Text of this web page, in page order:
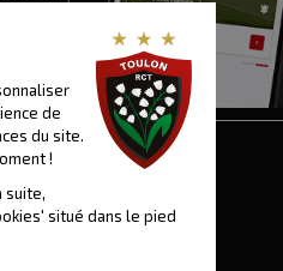
Mentions légales